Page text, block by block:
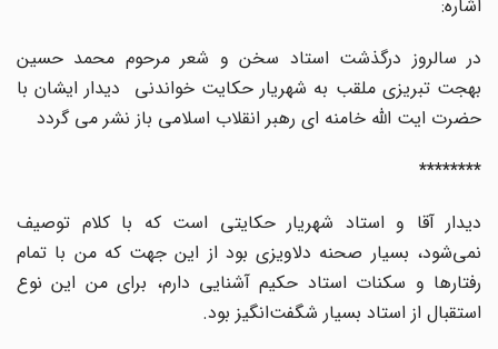
اشاره:
در سالروز درگذشت استاد سخن و شعر مرحوم محمد حسین
بهجت تبریزی ملقب به شهریار حکایت خواندنی دیدار ایشان با
حضرت ایت الله خامنه ای رهبر انقلاب اسلامی باز نشر می گردد
********
دیدار آقا و استاد شهریار حکایتی است که با کلام توصیف
نمی‌شود، بسیار صحنه دلاویزی بود‌ از این جهت که من با تمام
رفتارها و سکنات استاد حکیم آشنایی دارم، برای من این نوع
استقبال از استاد بسیار شگفت‌انگیز بود.‌